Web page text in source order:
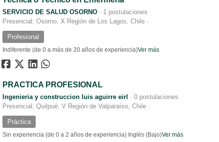
SERVICIO DE SALUD OSORNO ·
Presencial; Osorno, X Región de Los Lagos, Chile ·
1 postulaciones
Profesional
Indiferente (de 0 a más de 20 años de experiencia)Ver más
PRACTICA PROFESIONAL
Ingenieria y construccion luis aguirre eirl ·
Presencial; Quilpué, V Región de Valparaíso, Chile ·
0 postulaciones
Práctica
Sin experiencia (de 0 a 2 años de experiencia) Inglés (Bajo)Ver más